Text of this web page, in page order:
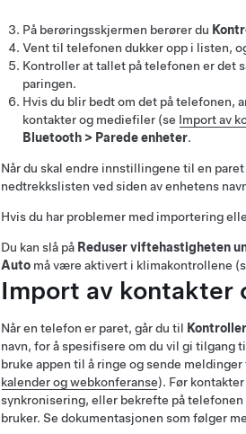
På berøringsskjermen berører du
Vent til telefonen dukker opp i listen,
Kontroller at tallet på telefonen er det
paringen.
Hvis du blir bedt om det på telefonen,
kontakter og mediefiler (se Import av
Bluetooth > Parede enheter.
Når du skal endre innstillingene til en
nedtrekkslisten ved siden av enhetens
Hvis du har problemer med importering
Du kan slå på Reduser viftehastigheten
Auto må være aktivert i klimakontrollene
Import av kontakter
Når en telefon er paret, går du til Kontroller
navn, for å spesifisere om du vil gi tilgang
bruke appen til å ringe og sende
kalender og webkonferanse). Før
synkronisering, eller bekrefte på
bruker. Se dokumentasjonen som følger